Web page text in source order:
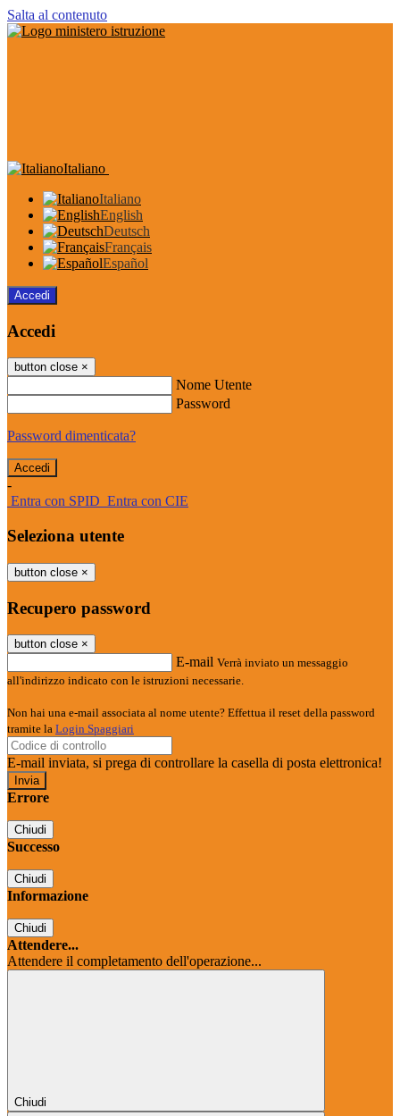
Salta al contenuto
Italiano
Italiano
English
Deutsch
Français
Español
Accedi
Accedi
button close ×
Nome Utente
Password
Password dimenticata?
-
Entra con SPID Entra con CIE
Seleziona utente
button close ×
Recupero password
button close ×
E-mail Verrà inviato un messaggio
all'indirizzo indicato con le istruzioni necessarie.
Non hai una e-mail associata al nome utente? Effettua il reset della password
tramite la Login Spaggiari
E-mail inviata, si prega di controllare la casella di posta elettronica!
Errore
Chiudi
Successo
Chiudi
Informazione
Chiudi
Attendere...
Attendere il completamento dell'operazione...
Chiudi